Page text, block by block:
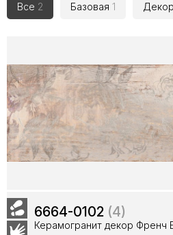
Все 2 Базовая 1 Декор
6664-0102 (4)
Керамогранит декор Френч